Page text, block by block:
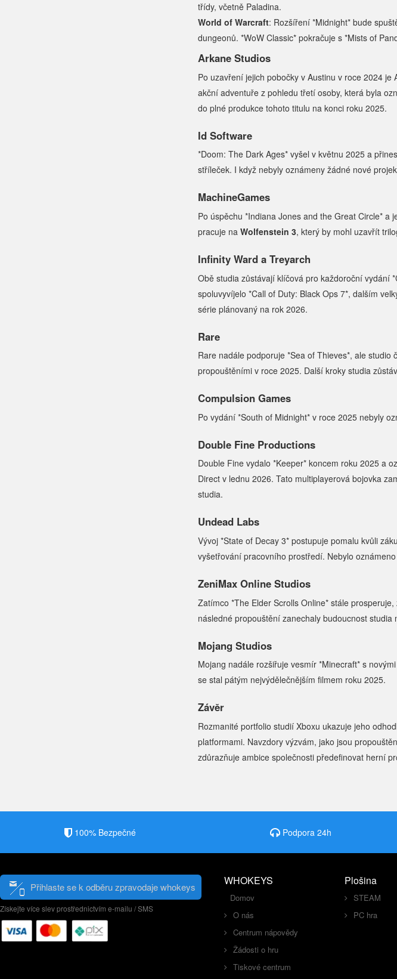
třídy, včetně Paladina.
World of Warcraft: Rozšíření *Midnight* bude
dungeonů. *WoW Classic* pokračuje s *Mists of
Arkane Studios
Po uzavření jejich pobočky v Austinu v roce 2024 je
akční adventuře z pohledu třetí osoby, která byla
do plné produkce tohoto titulu na konci roku 2025.
Id Software
*Doom: The Dark Ages* vyšel v květnu 2025 a
stříleček. I když nebyly oznámeny žádné nové
MachineGames
Po úspěchu *Indiana Jones and the Great Circle* a
pracuje na Wolfenstein 3, který by mohl uzavřít
Infinity Ward a Treyarch
Obě studia zůstávají klíčová pro každoroční vydání
spoluvyvíjelo *Call of Duty: Black Ops 7*, dalším
série plánovaný na rok 2026.
Rare
Rare nadále podporuje *Sea of Thieves*, ale
propouštěními v roce 2025. Další kroky studia
Compulsion Games
Po vydání *South of Midnight* v roce 2025 nebyly
Double Fine Productions
Double Fine vydalo *Keeper* koncem roku 2025 a
Direct v lednu 2026. Tato multiplayerová bojovka
studia.
Undead Labs
Vývoj *State of Decay 3* postupuje pomalu kvůli
vyšetřování pracovního prostředí. Nebylo
ZeniMax Online Studios
Zatímco *The Elder Scrolls Online* stále
následné propouštění zanechaly budoucnost studia
Mojang Studios
Mojang nadále rozšiřuje vesmír *Minecraft* s
se stal pátým nejvýdělečnějším filmem roku 2025.
Závěr
Rozmanité portfolio studií Xboxu ukazuje jeho
platformami. Navzdory výzvám, jako jsou
zdůrazňuje ambice společnosti předefinovat herní
100% Bezpečné Podpora 24h
Přihlaste se k odběru zpravodaje whokeys
Získejte více slev prostřednictvím e-mailu / SMS
WHOKEYS
Domov
O nás
Centrum nápovědy
Žádosti o hru
Tiskové centrum
Plošina
STEAM
PC hra